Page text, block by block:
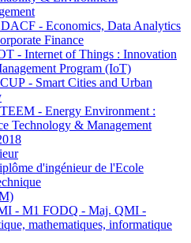
- Economics, Data Analytics
Finance
- Internet of Things : Innovation
Program (IoT)
- Smart Cities and Urban
- Energy Environment :
Technology & Management
d'ingénieur de l'Ecole
- M1 FODQ - Maj. QMI -
mathematiques, informatique